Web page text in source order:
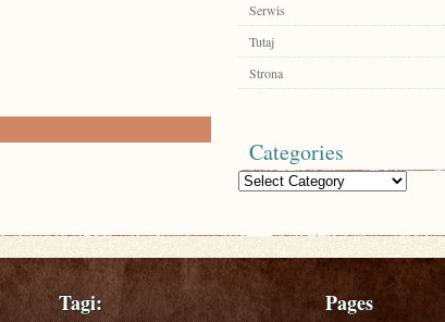
Serwis
Tutaj
Strona
Categories
Categories
Tagi: Pages